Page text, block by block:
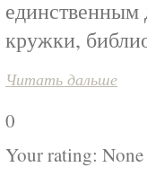
единственным
кружки,
Читать дальше
0
Your rating: None